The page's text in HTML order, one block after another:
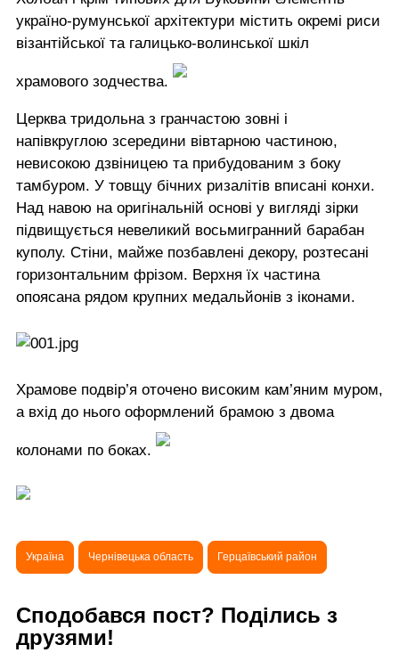
україно-румунської архітектури містить окремі риси
візантійської та галицько-волинської шкіл
храмового зодчества.
Церква тридольна з гранчастою зовні і
напівкруглою зсередини вівтарною частиною,
невисокою дзвіницею та прибудованим з боку
тамбуром. У товщу бічних ризалітів вписані конхи.
Над навою на оригінальній основі у вигляді зірки
підвищується невеликий восьмигранний барабан
куполу. Стіни, майже позбавлені декору, розтесані
горизонтальним фрізом. Верхня їх частина
опоясана рядом крупних медальйонів з іконами.
Храмове подвір’я оточено високим кам’яним муром,
а вхід до нього оформлений брамою з двома
колонами по боках.
Україна Чернівецька область Герцаївський район
Сподобався пост? Поділись з
друзями!